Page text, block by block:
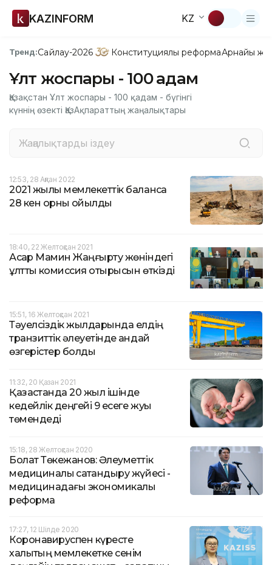
KAZINFORM KZ
Тренд:Сайлау-2026 Конституциялық реформаАрнайы
Ұлт жоспары - 100 қадам
Қазақстан Ұлт жоспары - 100 қадам - бүгінгі
күннің өзекті ҚазАқпараттың жаңалықтары
12:53, 28 Ақпан 2022
2021 жылы мемлекеттік балансқа
28 кен орны қойылды
18:40, 22 Желтоқсан 2021
Асқар Мамин Жаңғырту жөніндегі
ұлттық комиссия отырысын өткізді
15:51, 16 Желтоқсан 2021
Тәуелсіздік жылдарында елдің
транзиттік әлеуетінде қандай
өзгерістер болды
11:32, 20 Қазан 2021
Қазақстанда 20 жыл ішінде
кедейлік деңгейі 9 есеге жуық
төмендеді
15:18, 28 Желтоқсан 2020
Болат Төкежанов: Әлеуметтік
медициналық сақтандыру жүйесі -
медицинадағы экономикалық
реформа
17:27, 12 Шілде 2020
Коронавируспен күресте
халықтың мемлекетке сенім